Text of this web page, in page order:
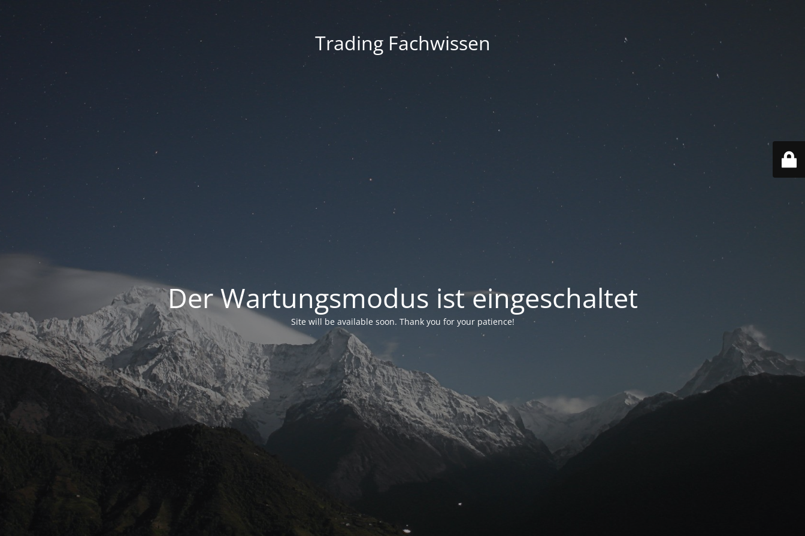
Trading Fachwissen
Der Wartungsmodus ist eingeschaltet
Site will be available soon. Thank you for your patience!